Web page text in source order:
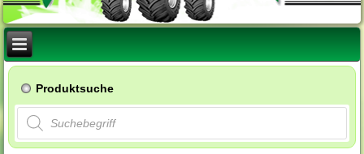
Produktsuche
Products
search